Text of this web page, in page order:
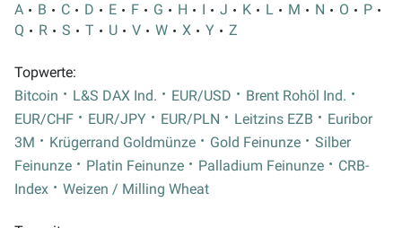
A
B C D E F G H I J K L M N O
P
Q
R S T U V W X Y Z
Topwerte:
Bitcoin
L&S DAX Ind. EUR/USD
Brent Rohöl Ind.
EUR/CHF
EUR/JPY EUR/PLN Leitzins EZB
Euribor
3M
Krügerrand Goldmünze Gold Feinunze
Silber
Feinunze
Platin Feinunze Palladium Feinunze
CRB-
Index
Weizen / Milling Wheat